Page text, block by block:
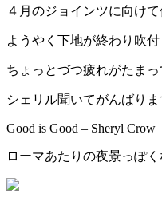
４月のジョインツに向けて
ようやく下地が終わり吹付
ちょっとづつ疲れがたまっ
シェリル聞いてがんばりま
Good is Good – Sheryl Crow
ローマあたりの夜景っぽく